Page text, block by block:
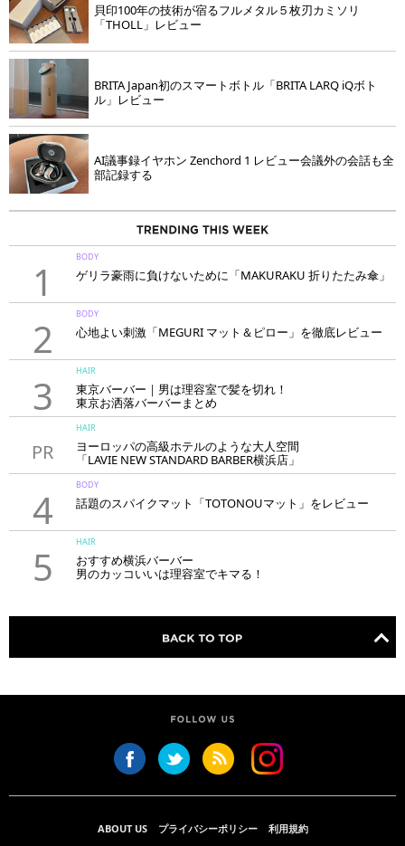
貝印100年の技術が宿るフルメタル５枚刃カミソリ
「THOLL」レビュー
BRITA Japan初のスマートボトル「BRITA LARQ iQボト
ル」レビュー
AI議事録イヤホン Zenchord 1 レビュー会議外の会話も全
部記録する
1
BODY
ゲリラ豪雨に負けないために「MAKURAKU 折りたたみ傘」
2
BODY
心地よい刺激「MEGURI マット＆ピロー」を徹底レビュー
3
HAIR
東京バーバー｜男は理容室で髪を切れ！
東京お洒落バーバーまとめ
PR
HAIR
ヨーロッパの高級ホテルのような大人空間
「LAVIE NEW STANDARD BARBER横浜店」
4
BODY
話題のスパイクマット「TOTONOUマット」をレビュー
5
HAIR
おすすめ横浜バーバー
男のカッコいいは理容室でキマる！
ABOUT US プライバシーポリシー 利用規約